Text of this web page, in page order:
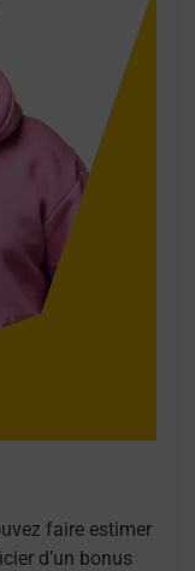
faire estimer
d’un bonus